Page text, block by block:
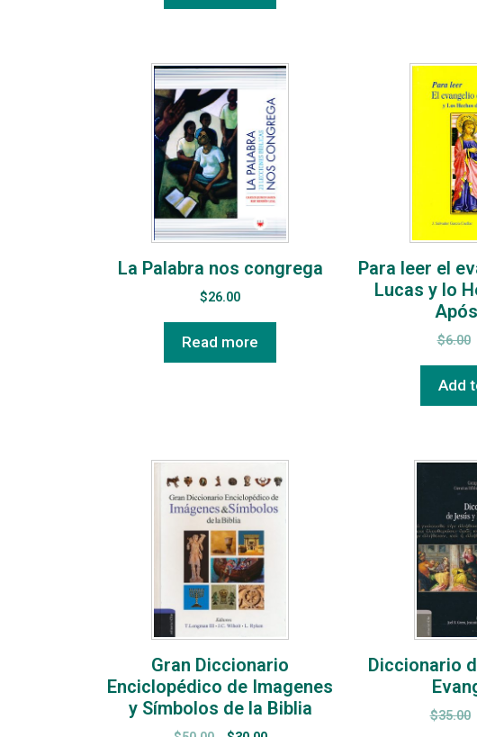
La Palabra nos congrega
$26.00
Read more
Para leer el
Lucas y lo
$6.00
Add
Gran Diccionario
Enciclopédico de Imagenes
y Símbolos de la Biblia
Diccionario
$35.00